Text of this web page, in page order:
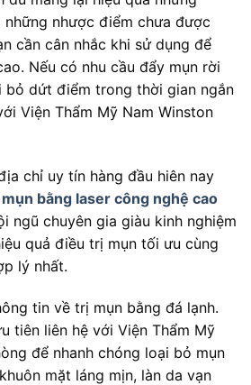
nhược điểm chưa được
cần cân nhắc khi sử dụng để
Nếu có nhu cầu đẩy mụn rời
bỏ dứt điểm trong thời gian ngắn
Viện Thẩm Mỹ Nam Winston
chỉ uy tín hàng đầu hiên nay
bằng laser công nghệ cao
ngũ chuyên gia giàu kinh nghiệm
quả điều trị mụn tối ưu cùng
lý nhất.
tin về trị mụn bằng đá lạnh.
tiên liên hệ với Viện Thẩm Mỹ
để nhanh chóng loại bỏ mụn
mặt láng mịn, làn da vạn